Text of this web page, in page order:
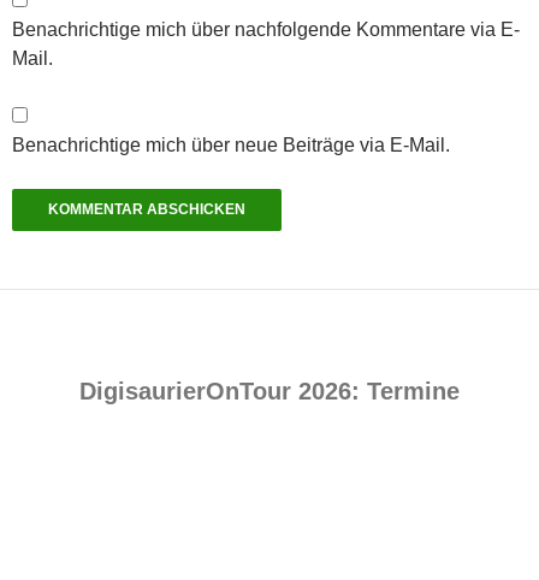
Benachrichtige mich über nachfolgende Kommentare via E-
Mail.
Benachrichtige mich über neue Beiträge via E-Mail.
DigisaurierOnTour 2026: Termine